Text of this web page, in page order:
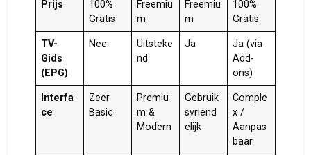
Prijs
100%
Gratis
Freemiu
m
Freemiu
m
100%
Gratis
TV-
Gids
(EPG)
Nee
Uitsteke
nd
Ja
Ja (via
Add-
ons)
Interfa
ce
Zeer
Basic
Premiu
m &
Modern
Gebruik
svriend
elijk
Comple
x /
Aanpas
baar